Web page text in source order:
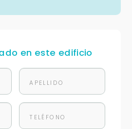
en este edificio